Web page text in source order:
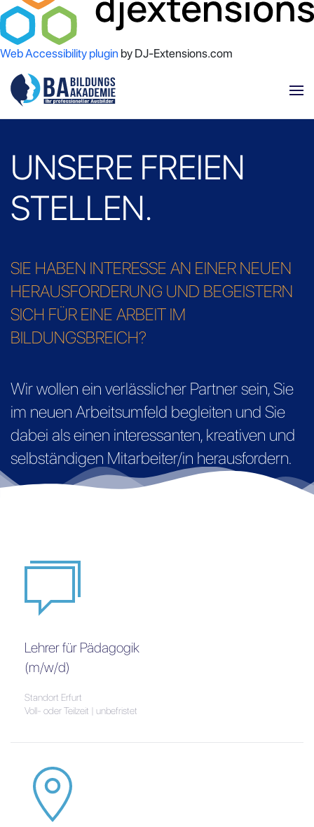
Web Accessibility plugin by DJ-Extensions.com
UNSERE FREIEN
STELLEN.
SIE HABEN INTERESSE AN EINER NEUEN
HERAUSFORDERUNG UND BEGEISTERN
SICH FÜR EINE ARBEIT IM
BILDUNGSBREICH?
Wir wollen ein verlässlicher Partner sein, Sie
im neuen Arbeitsumfeld begleiten und Sie
dabei als einen interessanten, kreativen und
selbständigen Mitarbeiter/in herausfordern.
Lehrer für Pädagogik
(m/w/d)
Standort Erfurt
Voll- oder Teilzeit | unbefristet